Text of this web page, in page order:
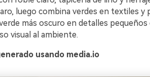
luego combina verdes en textiles y
más oscuro en detalles pequeños
visual al ambiente.
usando media.io